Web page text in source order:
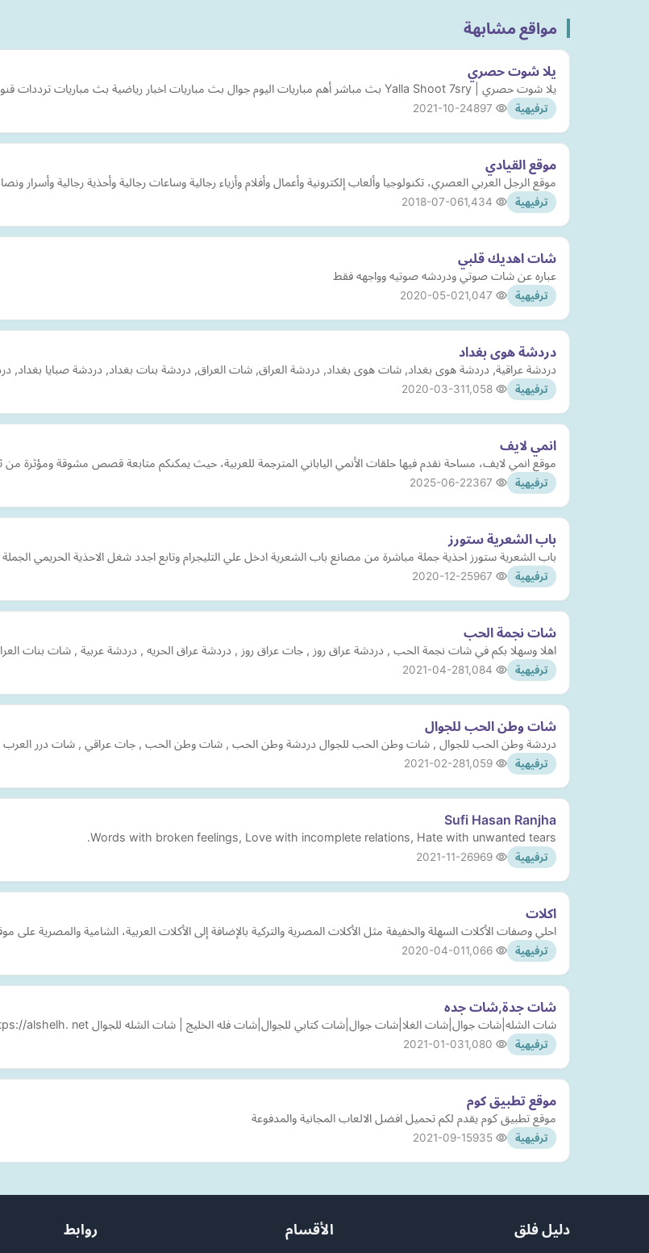
مواقع مشابهة
يلا شوت حصري
يلا شوت حصري | Yalla Shoot 7sry بث مباشر أهم مباريات اليوم جوال بث مباريات اخبار رياضية بث مباريات ترددات قنوات رياضية مواعيد مباريات نتائج مباريات
ترفيهية 2021-10-24
موقع القيادي
موقع الرجل العربي العصري، تكنولوجيا وألعاب إلكترونية وأعمال وأفلام وأزياء رجالية وساعات رجالية وأحذية رجالية وأسرار
ترفيهية 2018-07-06
شات اهديك قلبي
عباره عن شات صوتي ودردشه صوتيه وواجهه فقط
ترفيهية 2020-05-02
دردشة هوى بغداد
دردشة عراقية, دردشة هوى بغداد, شات هوى بغداد, دردشة العراق, شات العراق, دردشة بنات بغداد, دردشة صبايا بغداد,
ترفيهية 2020-03-31
انمي لايف
موقع انمي لايف، مساحة نقدم فيها حلقات الأنمي الياباني المترجمة للعربية، حيث يمكنكم متابعة قصص مشوقة ومؤثرة من
ترفيهية 2025-06-22
باب الشعرية ستورز
باب الشعرية ستورز احذية جملة مباشرة من مصانع باب الشعرية ادخل علي التليجرام وتابع اجدد شغل الاحذية الحريمي الجملة
ترفيهية 2020-12-25
شات نجمة الحب
اهلا وسهلا بكم في شات نجمة الحب , دردشة عراق روز , جات عراق روز , دردشة عراق الحريه , دردشة عربية , شات بنات
ترفيهية 2021-04-28
شات وطن الحب للجوال
دردشة وطن الحب للجوال , شات وطن الحب للجوال دردشة وطن الحب , شات وطن الحب , جات عراقي , شات درر العرب
ترفيهية 2021-02-28
Sufi Hasan Ranjha
Words with broken feelings, Love with incomplete relations, Hate with unwanted tears.
ترفيهية 2021-11-26
اكلات
احلي وصفات الأكلات السهلة والخفيفة مثل الأكلات المصرية والتركية بالإضافة إلى الأكلات العربية، الشامية والمصرية على
ترفيهية 2020-04-01
شات جدة,شات جده
شات الشله|شات جوال|شات الغلا|شات جوال|شات كتابي للجوال|شات فله الخليج | شات الشله للجوال https://alshelh. net/
ترفيهية 2021-01-03
موقع تطبيق كوم
موقع تطبيق كوم يقدم لكم تحميل افضل الالعاب المجانية والمدفوعة
ترفيهية 2021-09-15
دليل فلق الأقسام روابط